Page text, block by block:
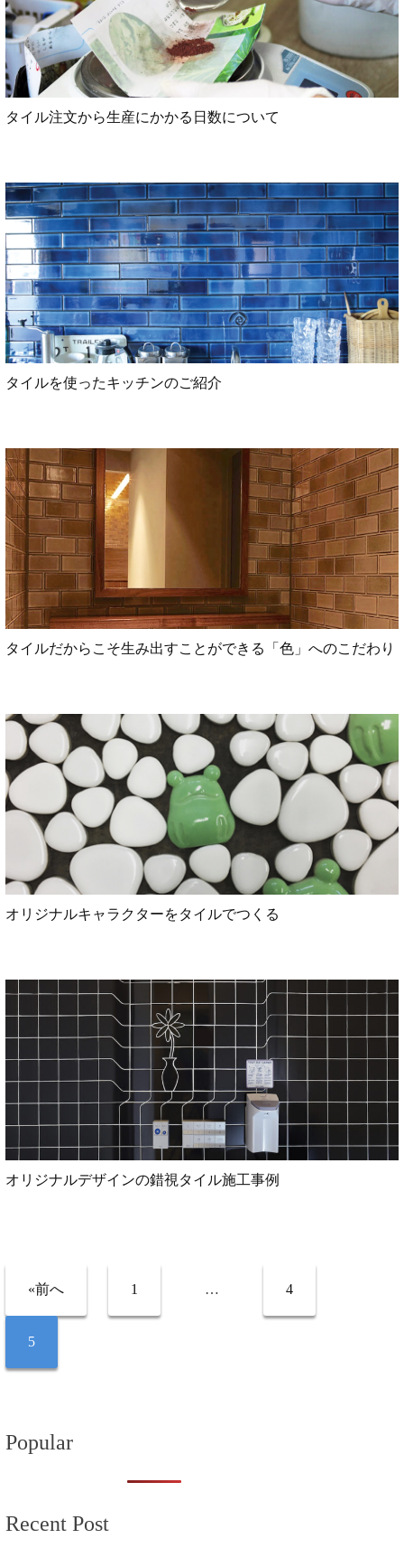
タイル注文から生産にかかる日数について
タイルを使ったキッチンのご紹介
タイルだからこそ生み出すことができる「色」へのこだわり
オリジナルキャラクターをタイルでつくる
オリジナルデザインの錯視タイル施工事例
«前へ 1 … 4
5
Popular
Recent Post